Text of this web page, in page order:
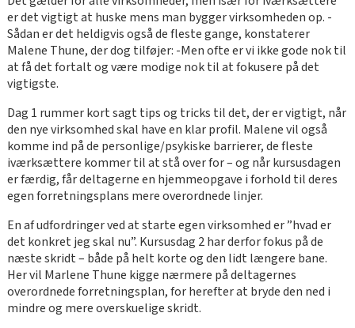
er det vigtigt at huske mens man bygger virksomheden op. -
Sådan er det heldigvis også de fleste gange, konstaterer
Malene Thune, der dog tilføjer: -Men ofte er vi ikke gode nok til
at få det fortalt og være modige nok til at fokusere på det
vigtigste.
Dag 1 rummer kort sagt tips og tricks til det, der er vigtigt, når
den nye virksomhed skal have en klar profil. Malene vil også
komme ind på de personlige/psykiske barrierer, de fleste
iværksættere kommer til at stå over for – og når kursusdagen
er færdig, får deltagerne en hjemmeopgave i forhold til deres
egen forretningsplans mere overordnede linjer.
En af udfordringer ved at starte egen virksomhed er ”hvad er
det konkret jeg skal nu”. Kursusdag 2 har derfor fokus på de
næste skridt – både på helt korte og den lidt længere bane.
Her vil Marlene Thune kigge nærmere på deltagernes
overordnede forretningsplan, for herefter at bryde den ned i
mindre og mere overskuelige skridt.